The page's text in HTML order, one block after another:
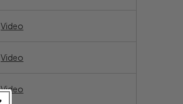
Video
Video
Video